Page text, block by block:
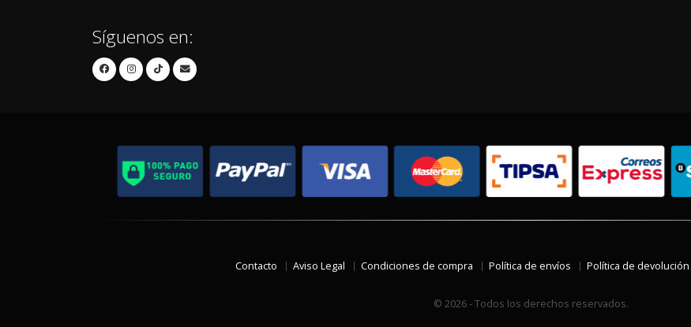
Síguenos en:
Contacto Aviso Legal Condiciones de compra Política de envíos Política de devolución
© 2026 - Todos los derechos reservados.